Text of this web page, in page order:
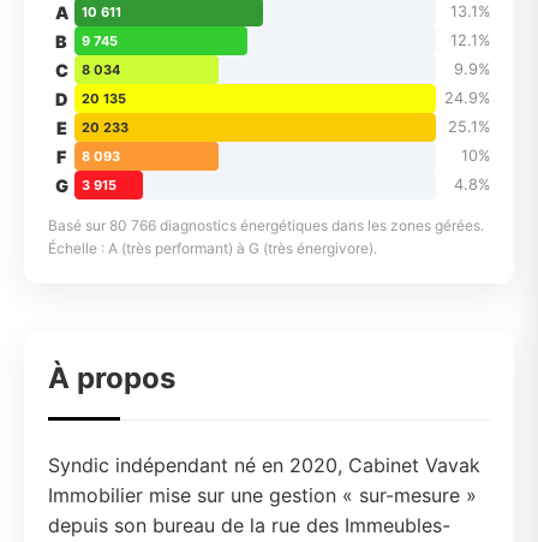
A 10 611 13.1%
B 9 745 12.1%
C 8 034 9.9%
D 20 135 24.9%
E 20 233 25.1%
F 8 093 10%
G 3 915 4.8%
Basé sur 80 766 diagnostics énergétiques dans les zones gérées.
Échelle : A (très performant) à G (très énergivore).
À propos
Syndic indépendant né en 2020, Cabinet Vavak
Immobilier mise sur une gestion « sur-mesure »
depuis son bureau de la rue des Immeubles-